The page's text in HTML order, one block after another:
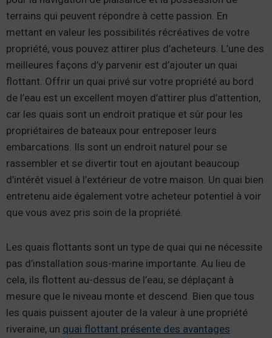
terrains qui peuvent répondre à cette passion. En
mettant en valeur les possibilités récréatives de votre
propriété, vous pouvez attirer plus d’acheteurs. L’une des
meilleures façons d’y parvenir est d’ajouter un quai
flottant. Offrir un quai privé sur votre propriété au bord
de l’eau est un excellent moyen d’attirer plus d’attention,
car les quais sont un endroit pratique et sûr pour les
propriétaires de bateaux pour entreposer leurs
embarcations. Ils sont un endroit naturel pour se
rassembler et se divertir tout en ajoutant beaucoup
d’intérêt visuel à l’extérieur de votre maison. Un quai bien
entretenu aide également votre acheteur potentiel à voir
que vous avez pris soin de la propriété.
Les quais flottants sont un type de quai qui ne nécessite
pas d’installation sous-marine importante. Au lieu de
cela, ils flottent au-dessus de l’eau, se déplaçant à
mesure que le niveau monte et descend. Bien que tous
les quais puissent ajouter de la valeur à une propriété
riveraine, un quai flottant présente des avantages